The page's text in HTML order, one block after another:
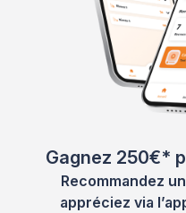
Gagnez 250€*
Recommandez
appréciez via